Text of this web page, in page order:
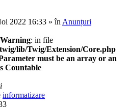
2022 16:33 » în Anunțuri
: in file
lib/Twig/Extension/Core.php
must be an array or an
Countable
informatizare